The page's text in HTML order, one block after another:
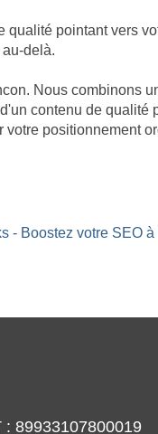
pointant vers
delà.
Nous combinons
contenu de qualité
positionnement
- Boostez votre SEO
: 89933107800019